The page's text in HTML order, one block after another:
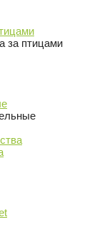
за птицами